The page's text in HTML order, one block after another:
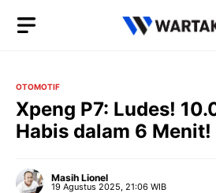
OTOMOTIF
Xpeng P7: Ludes!
Habis dalam 6 Menit!
Masih Lionel
19 Agustus 2025, 21:06 WIB